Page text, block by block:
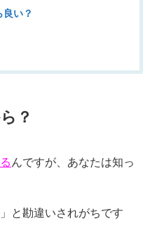
い？
？
んですが、あなたは知っ
と勘違いされがちです